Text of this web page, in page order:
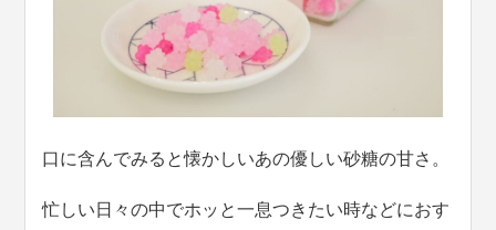
口に含んでみると懐かしいあの優しい砂糖の甘さ。
忙しい日々の中でホッと一息つきたい時などにおす